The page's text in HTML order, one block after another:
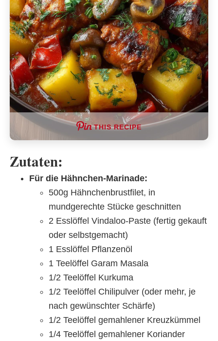
THIS RECIPE
Zutaten:
Für die Hähnchen-Marinade:
500g Hähnchenbrustfilet, in
mundgerechte Stücke geschnitten
2 Esslöffel Vindaloo-Paste (fertig gekauft
oder selbstgemacht)
1 Esslöffel Pflanzenöl
1 Teelöffel Garam Masala
1/2 Teelöffel Kurkuma
1/2 Teelöffel Chilipulver (oder mehr, je
nach gewünschter Schärfe)
1/2 Teelöffel gemahlener Kreuzkümmel
1/4 Teelöffel gemahlener Koriander